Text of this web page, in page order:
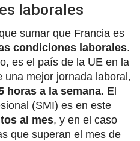
laborales
sumar que Francia es
condiciones laborales.
es el país de la UE en la
una mejor jornada laboral,
horas a la semana. El
(SMI) es en este
al mes, y en el caso
que superan el mes de